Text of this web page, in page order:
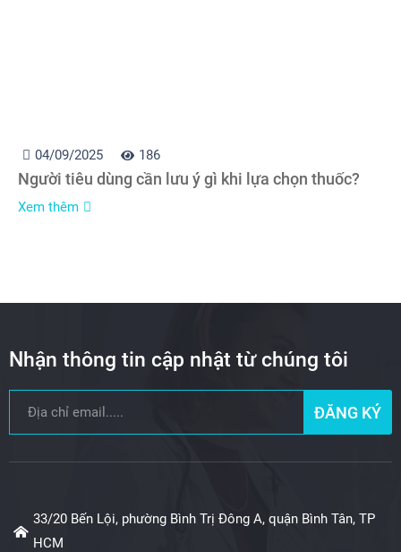
04/09/2025 186
Người tiêu dùng cần lưu ý gì khi lựa chọn thuốc?
Xem thêm
Nhận thông tin cập nhật từ chúng tôi
ĐĂNG KÝ
33/20 Bến Lội, phường Bình Trị Đông A, quận Bình Tân, TP
HCM